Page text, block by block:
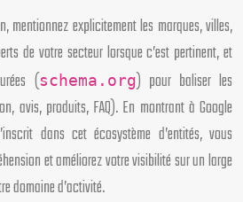
mentionnez explicitement les marques, villes,
de votre secteur lorsque c’est pertinent, et
(schema.org) pour baliser les
avis, produits, FAQ). En montrant à Google
dans cet écosystème d’entités, vous
et améliorez votre visibilité sur un large
domaine d’activité.